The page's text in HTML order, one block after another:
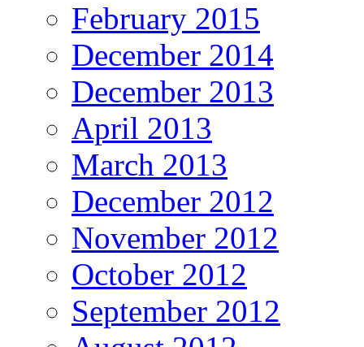
February 2015
December 2014
December 2013
April 2013
March 2013
December 2012
November 2012
October 2012
September 2012